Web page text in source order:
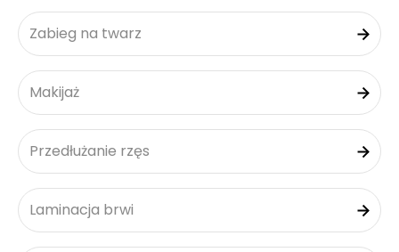
Zabieg na twarz
Makijaż
Przedłużanie rzęs
Laminacja brwi